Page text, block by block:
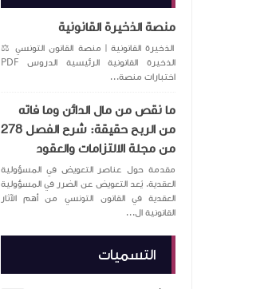
منصة الذخيرة القانونية
الذخيرة القانونية | منصة القانون التونسي ⚖️
الذخيرة القانونية الرئيسية الدروس PDF
اختبارات منصة...
ما نقص من مال الدائن وما فاته
من الربح حقيقة: شرح الفصل 278
من مجلة الالتزامات والعقود
مقدمة حول عناصر التعويض في المسؤولية
العقدية. يُعد التعويض عن الضرر في المسؤولية
العقدية في القانون التونسي من أهم الآثار
القانونية ال...
التسميات